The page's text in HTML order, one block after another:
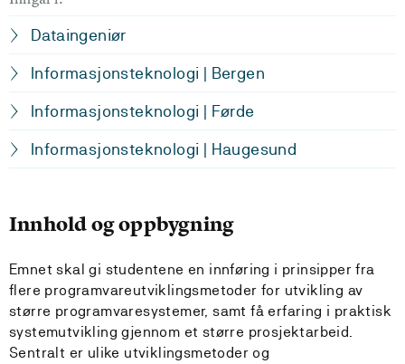
Dataingeniør
Informasjonsteknologi | Bergen
Informasjonsteknologi | Førde
Informasjonsteknologi | Haugesund
Innhold og oppbygning
Emnet skal gi studentene en innføring i prinsipper fra
flere programvareutviklingsmetoder for utvikling av
større programvaresystemer, samt få erfaring i praktisk
systemutvikling gjennom et større prosjektarbeid.
Sentralt er ulike utviklingsmetoder og